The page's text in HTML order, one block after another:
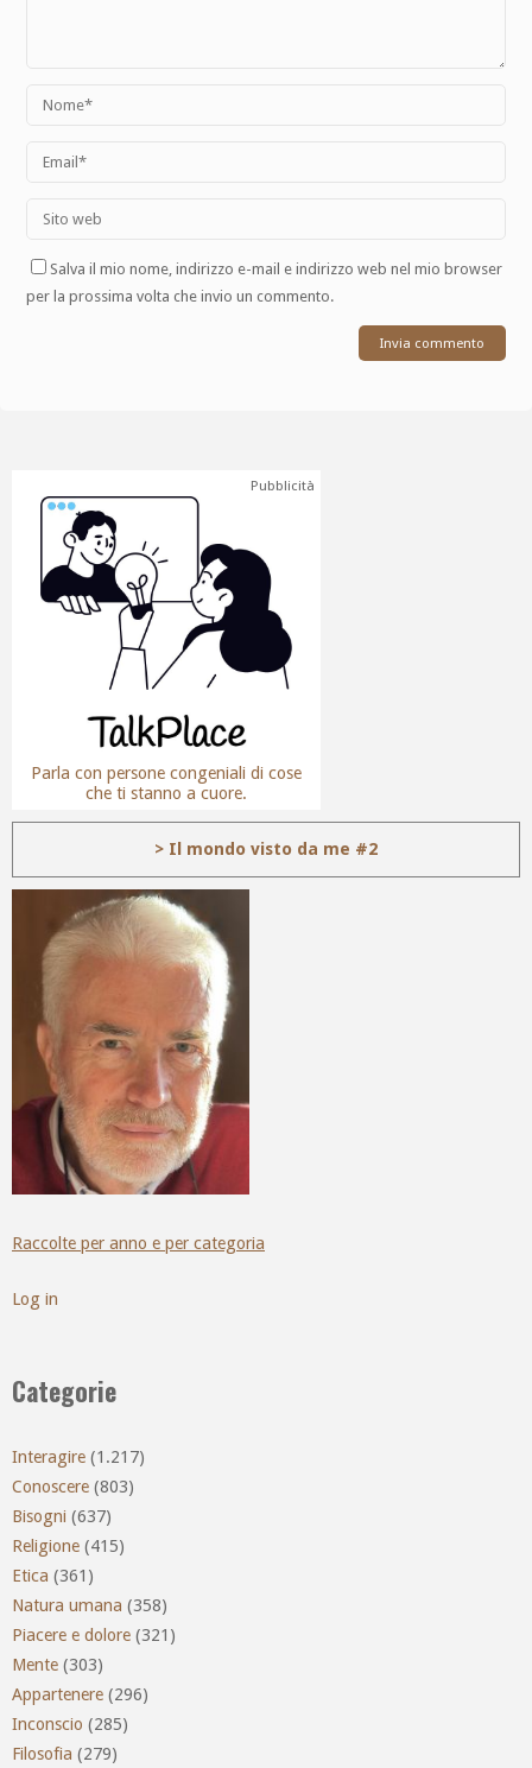
Salva il mio nome, indirizzo e-mail e indirizzo web nel mio browser
per la prossima volta che invio un commento.
Pubblicità
Parla con persone congeniali di cose
che ti stanno a cuore.
> Il mondo visto da me #2
Raccolte per anno e per categoria
Log in
Categorie
Interagire (1.217)
Conoscere (803)
Bisogni (637)
Religione (415)
Etica (361)
Natura umana (358)
Piacere e dolore (321)
Mente (303)
Appartenere (296)
Inconscio (285)
Filosofia (279)